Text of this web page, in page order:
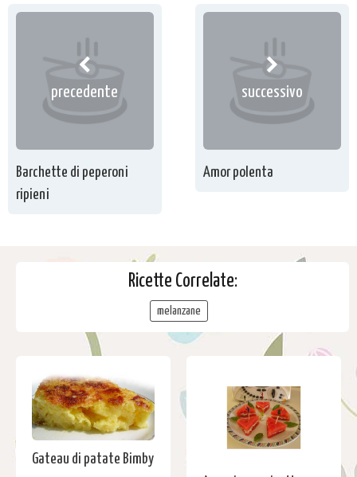
precedente
Barchette di peperoni
ripieni
successivo
Amor polenta
Ricette Correlate:
melanzane
Gateau di patate Bimby